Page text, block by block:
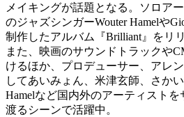
メイキングが話題となる。ソロア
のジャズシンガーWouter Hamelや
制作したアルバム『Brilliant』をリリ
また、映画のサウンドトラックや
けるほか、プロデューサー、アレ
してあいみょん、米津玄師、さか
Hamelなど国内外のアーティスト
渡るシーンで活躍中。